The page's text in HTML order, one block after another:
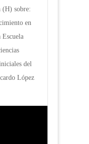
(H) sobre:
en
del
López